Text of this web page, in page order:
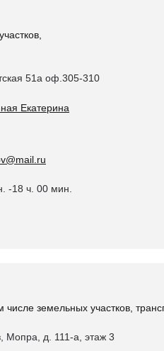
51а оф.305-310
Екатерина
-18 ч. 00 мин.
земельных участков,
Мопра, д. 111-а, этаж 3